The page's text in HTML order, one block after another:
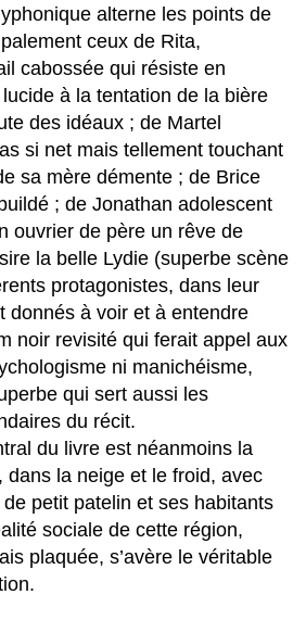
alterne les points de
ceux de Rita,
cabossée qui résiste en
à la tentation de la bière
des idéaux ; de Martel
si net mais tellement touchant
sa mère démente ; de Brice
; de Jonathan adolescent
ouvrier de père un rêve de
la belle Lydie (superbe scène
protagonistes, dans leur
donnés à voir et à entendre
noir revisité qui ferait appel aux
ni manichéisme,
qui sert aussi les
du récit.
du livre est néanmoins la
dans la neige et le froid, avec
petit patelin et ses habitants
sociale de cette région,
plaquée, s’avère le véritable